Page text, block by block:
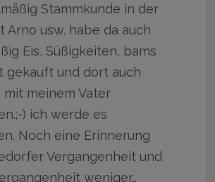
Stammkunde in der
Arno usw. habe da auch
Eis, Süßigkeiten, bams
gekauft und dort auch
mit meinem Vater
) ich werde es
Noch eine Erinnerung
Vergangenheit und
weniger…